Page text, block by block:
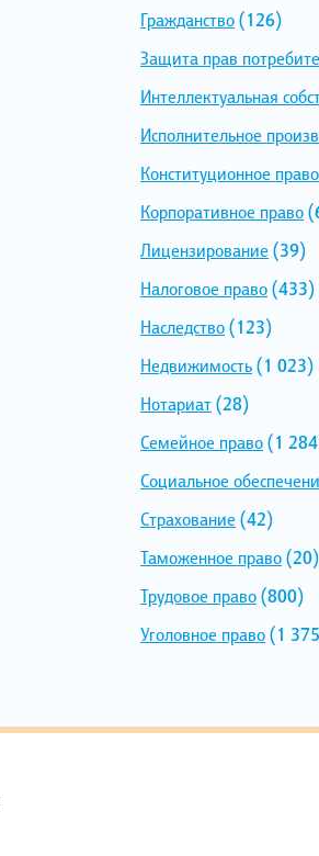
Гражданство(126)
Защита прав
Интеллектуальная
Исполнительное
Конституционное право
Корпоративное право
Лицензирование (39)
Налоговое право(433)
Наследство(123)
Недвижимость(1 023)
Нотариат(28)
Семейное право(1
Социальное
Страхование (42)
Таможенное право(20)
Трудовое право(800)
Уголовное право(1